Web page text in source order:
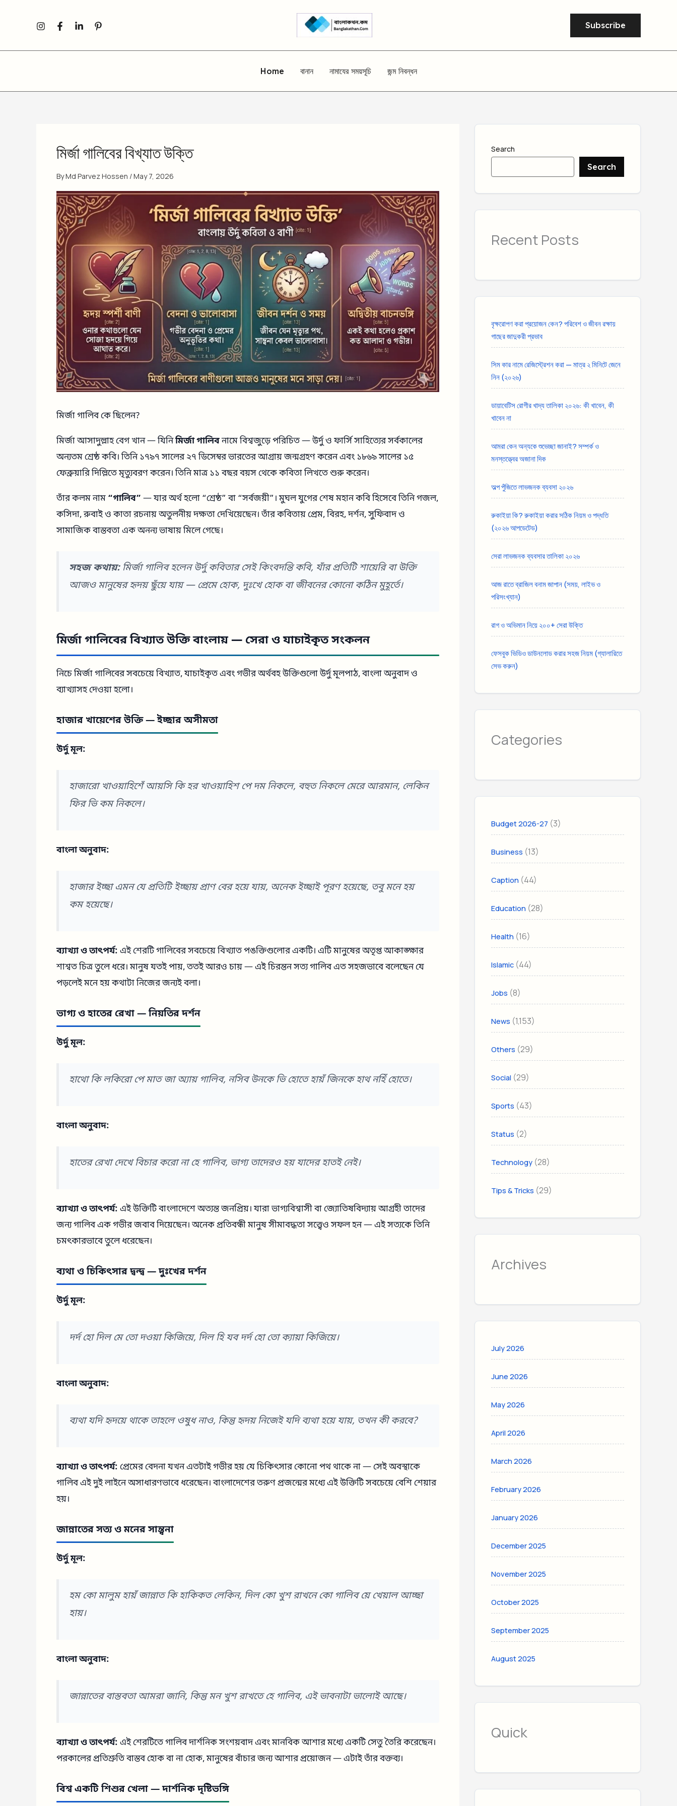
Subscribe
Home বানান নামাযের সময়সূচি জন্ম নিবন্ধন
মির্জা গালিবের বিখ্যাত উক্তি
ByMd Parvez Hossen /May 7, 2026
মির্জা গালিব কে ছিলেন?
মির্জা আসাদুল্লাহ বেগ খান — যিনিমির্জা গালিবনামে বিশ্বজুড়ে পরিচিত — উর্দু ও ফার্সি সাহিত্যের সর্বকালের
অন্যতম শ্রেষ্ঠ কবি। তিনি ১৭৯৭ সালের ২৭ ডিসেম্বর ভারতের আগ্রায় জন্মগ্রহণ করেন এবং ১৮৬৯ সালের ১৫
ফেব্রুয়ারি দিল্লিতে মৃত্যুবরণ করেন। তিনি মাত্র ১১ বছর বয়স থেকে কবিতা লিখতে শুরু করেন।
তাঁর কলম নাম “গালিব” — যার অর্থ হলো “শ্রেষ্ঠ” বা “সর্বজয়ী”। মুঘল যুগের শেষ মহান কবি হিসেবে তিনি গজল,
কসিদা, রুবাই ও কাতা রচনায় অতুলনীয় দক্ষতা দেখিয়েছেন। তাঁর কবিতায় প্রেম, বিরহ, দর্শন, সুফিবাদ ও
সামাজিক বাস্তবতা এক অনন্য ভাষায় মিলে গেছে।
সহজ কথায়:মির্জা গালিব হলেন উর্দু কবিতার সেই কিংবদন্তি কবি, যাঁর প্রতিটি শায়েরি বা উক্তি
আজও মানুষের হৃদয় ছুঁয়ে যায় — প্রেমে হোক, দুঃখে হোক বা জীবনের কোনো কঠিন মুহূর্তে।
মির্জা গালিবের বিখ্যাত উক্তি বাংলায় — সেরা ও যাচাইকৃত সংকলন
নিচে মির্জা গালিবের সবচেয়ে বিখ্যাত, যাচাইকৃত এবং গভীর অর্থবহ উক্তিগুলো উর্দু মূলপাঠ, বাংলা অনুবাদ ও
ব্যাখ্যাসহ দেওয়া হলো।
হাজার খায়েশের উক্তি — ইচ্ছার অসীমতা
উর্দু মূল:
হাজারো খাওয়াহিশেঁ আয়সি কি হর খাওয়াহিশ পে দম নিকলে, বহুত নিকলে মেরে আরমান, লেকিন
ফির ভি কম নিকলে।
বাংলা অনুবাদ:
হাজার ইচ্ছা এমন যে প্রতিটি ইচ্ছায় প্রাণ বের হয়ে যায়, অনেক ইচ্ছাই পূরণ হয়েছে, তবু মনে হয়
কম হয়েছে।
ব্যাখ্যা ও তাৎপর্য: এই শেরটি গালিবের সবচেয়ে বিখ্যাত পঙক্তিগুলোর একটি। এটি মানুষের অতৃপ্ত আকাঙ্ক্ষার
শাশ্বত চিত্র তুলে ধরে। মানুষ যতই পায়, ততই আরও চায় — এই চিরন্তন সত্য গালিব এত সহজভাবে বলেছেন যে
পড়লেই মনে হয় কথাটা নিজের জন্যই বলা।
ভাগ্য ও হাতের রেখা — নিয়তির দর্শন
উর্দু মূল:
হাথো কি লকিরো পে মাত জা অ্যায় গালিব, নসিব উনকে ভি হোতে হায়ঁ জিনকে হাথ নহিঁ হোতে।
বাংলা অনুবাদ:
হাতের রেখা দেখে বিচার করো না হে গালিব, ভাগ্য তাদেরও হয় যাদের হাতই নেই।
ব্যাখ্যা ও তাৎপর্য: এই উক্তিটি বাংলাদেশে অত্যন্ত জনপ্রিয়। যারা ভাগ্যবিশ্বাসী বা জ্যোতিষবিদ্যায় আগ্রহী তাদের
জন্য গালিব এক গভীর জবাব দিয়েছেন। অনেক প্রতিবন্ধী মানুষ সীমাবদ্ধতা সত্ত্বেও সফল হন — এই সত্যকে তিনি
চমৎকারভাবে তুলে ধরেছেন।
ব্যথা ও চিকিৎসার দ্বন্দ্ব — দুঃখের দর্শন
উর্দু মূল:
দর্দ হো দিল মে তো দওয়া কিজিয়ে, দিল হি যব দর্দ হো তো ক্যায়া কিজিয়ে।
বাংলা অনুবাদ:
ব্যথা যদি হৃদয়ে থাকে তাহলে ওষুধ নাও, কিন্তু হৃদয় নিজেই যদি ব্যথা হয়ে যায়, তখন কী করবে?
ব্যাখ্যা ও তাৎপর্য: প্রেমের বেদনা যখন এতটাই গভীর হয় যে চিকিৎসার কোনো পথ থাকে না — সেই অবস্থাকে
গালিব এই দুই লাইনে অসাধারণভাবে ধরেছেন। বাংলাদেশের তরুণ প্রজন্মের মধ্যে এই উক্তিটি সবচেয়ে বেশি শেয়ার
হয়।
জান্নাতের সত্য ও মনের সান্ত্বনা
উর্দু মূল:
হম কো মালুম হায়ঁ জান্নাত কি হাকিকত লেকিন, দিল কো খুশ রাখনে কো গালিব য়ে খেয়াল আচ্ছা
হায়।
বাংলা অনুবাদ:
জান্নাতের বাস্তবতা আমরা জানি, কিন্তু মন খুশ রাখতে হে গালিব, এই ভাবনাটা ভালোই আছে।
ব্যাখ্যা ও তাৎপর্য: এই শেরটিতে গালিব দার্শনিক সংশয়বাদ এবং মানবিক আশার মধ্যে একটি সেতু তৈরি করেছেন।
পরকালের প্রতিশ্রুতি বাস্তব হোক বা না হোক, মানুষের বাঁচার জন্য আশার প্রয়োজন — এটাই তাঁর বক্তব্য।
বিশ্ব একটি শিশুর খেলা — দার্শনিক দৃষ্টিভঙ্গি
Search
Search
Recent Posts
বৃক্ষরোপণ করা প্রয়োজন কেন? পরিবেশ ও জীবন রক্ষায়
গাছের জাদুকরী প্রভাব
সিম কার নামে রেজিস্ট্রেশন করা — মাত্র ২ মিনিটে জেনে
নিন (২০২৬)
ডায়াবেটিস রোগীর খাদ্য তালিকা ২০২৬: কী খাবেন, কী
খাবেন না
আমরা কেন অন্যকে শুভেচ্ছা জানাই? সম্পর্ক ও
মনস্তত্ত্বের অজানা দিক
অল্প পুঁজিতে লাভজনক ব্যবসা ২০২৬
রুকাইয়া কি? রুকাইয়া করার সঠিক নিয়ম ও পদ্ধতি
(২০২৬ আপডেটেড)
সেরা লাভজনক ব্যবসার তালিকা ২০২৬
আজ রাতে ব্রাজিল বনাম জাপান (সময়, লাইভ ও
পরিসংখ্যান)
রাগ ও অভিমান নিয়ে ২০০+ সেরা উক্তি
ফেসবুক ভিডিও ডাউনলোড করার সহজ নিয়ম (গ্যালারিতে
সেভ করুন)
Categories
Budget 2026-27 (3)
Business (13)
Caption (44)
Education (28)
Health (16)
Islamic (44)
Jobs (8)
News (1,153)
Others (29)
Social (29)
Sports (43)
Status (2)
Technology (28)
Tips & Tricks (29)
Archives
July 2026
June 2026
May 2026
April 2026
March 2026
February 2026
January 2026
December 2025
November 2025
October 2025
September 2025
August 2025
Quick